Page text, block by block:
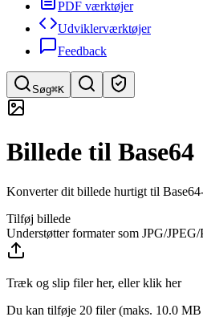
PDF værktøjer
Udviklerværktøjer
Feedback
Søg⌘K
Hurtig søgning efter værktøjer
Billede til Base64
Konverter dit billede hurtigt til
Tilføj billede
Understøtter formater som JPG/
Træk og slip filer her, eller klik her
Du kan tilføje 20 filer (maks. 10.0 MB